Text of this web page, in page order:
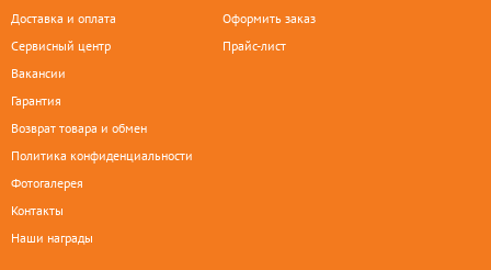
Доставка и оплата
Сервисный центр
Вакансии
Гарантия
Возврат товара и обмен
Политика конфиденциальности
Фотогалерея
Контакты
Наши награды
Оформить заказ
Прайс-лист